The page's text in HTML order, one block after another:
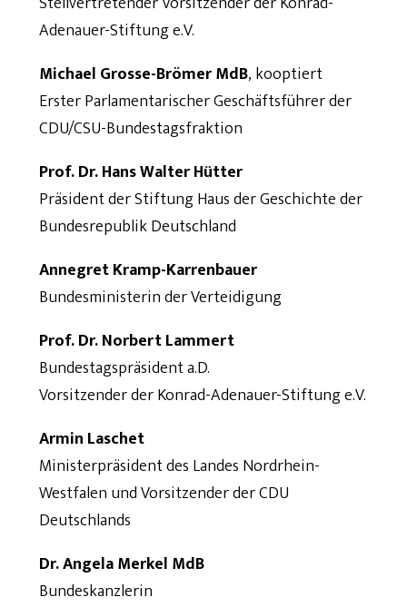
Adenauer-Stiftung e.V.
Michael Grosse-Brömer MdB, kooptiert
Erster Parlamentarischer Geschäftsführer der
CDU/CSU-Bundestagsfraktion
Prof. Dr. Hans Walter Hütter
Präsident der Stiftung Haus der Geschichte der
Bundesrepublik Deutschland
Annegret Kramp-Karrenbauer
Bundesministerin der Verteidigung
Prof. Dr. Norbert Lammert
Bundestagspräsident a.D.
Vorsitzender der Konrad-Adenauer-Stiftung e.V.
Armin Laschet
Ministerpräsident des Landes Nordrhein-
Westfalen und Vorsitzender der CDU
Deutschlands
Dr. Angela Merkel MdB
Bundeskanzlerin